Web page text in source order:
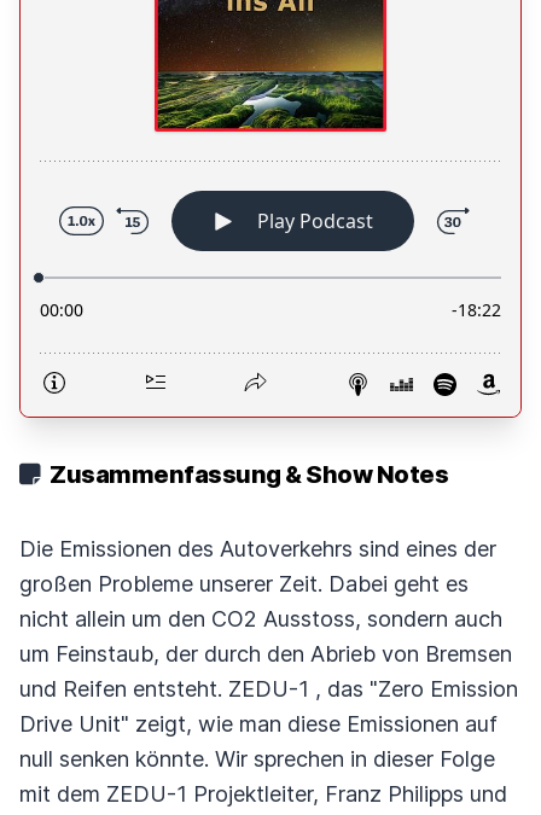
Zusammenfassung & Show Notes
Die Emissionen des Autoverkehrs sind eines der
großen Probleme unserer Zeit. Dabei geht es
nicht allein um den CO2 Ausstoss, sondern auch
um Feinstaub, der durch den Abrieb von Bremsen
und Reifen entsteht. ZEDU-1 , das "Zero Emission
Drive Unit" zeigt, wie man diese Emissionen auf
null senken könnte. Wir sprechen in dieser Folge
mit dem ZEDU-1 Projektleiter, Franz Philipps und